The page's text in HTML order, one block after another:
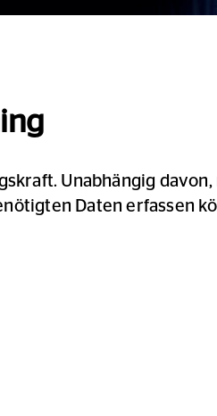
Unabhängig
Daten erfassen